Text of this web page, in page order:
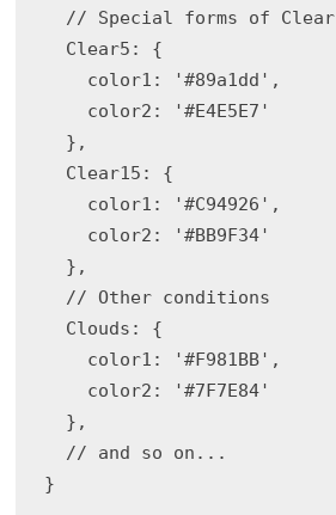
  // Special forms of Clear
  Clear5: {
    color1: '#89a1dd',
    color2: '#E4E5E7'
  },
  Clear15: {
    color1: '#C94926',
    color2: '#BB9F34'
  },
  // Other conditions
  Clouds: {
    color1: '#F981BB',
    color2: '#7F7E84'
  },
  // and so on...
}